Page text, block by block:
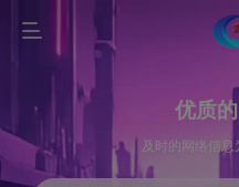
优质
及时的网络信